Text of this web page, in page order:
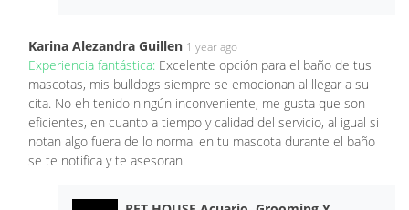
Karina Alezandra Guillen 1 year ago
Experiencia fantástica: Excelente opción para el baño de tus
mascotas, mis bulldogs siempre se emocionan al llegar a su
cita. No eh tenido ningún inconveniente, me gusta que son
eficientes, en cuanto a tiempo y calidad del servicio, al igual si
notan algo fuera de lo normal en tu mascota durante el baño
se te notifica y te asesoran